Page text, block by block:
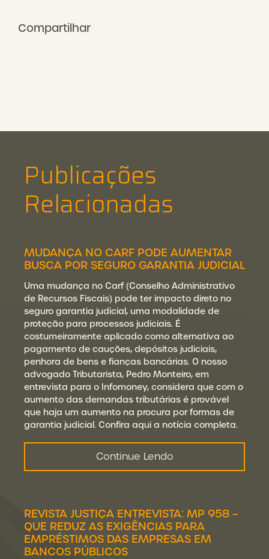
Compartilhar
Publicações
Relacionadas
MUDANÇA NO CARF PODE AUMENTAR
BUSCA POR SEGURO GARANTIA JUDICIAL
Uma mudança no Carf (Conselho Administrativo
de Recursos Fiscais) pode ter impacto direto no
seguro garantia judicial, uma modalidade de
proteção para processos judiciais. É
costumeiramente aplicado como alternativa ao
pagamento de cauções, depósitos judiciais,
penhora de bens e fianças bancárias. O nosso
advogado Tributarista, Pedro Monteiro, em
entrevista para o Infomoney, considera que com o
aumento das demandas tributárias é provável
que haja um aumento na procura por formas de
garantia judicial. Confira aqui a notícia completa.
Continue Lendo
REVISTA JUSTIÇA ENTREVISTA: MP 958 –
QUE REDUZ AS EXIGÊNCIAS PARA
EMPRÉSTIMOS DAS EMPRESAS EM
BANCOS PÚBLICOS